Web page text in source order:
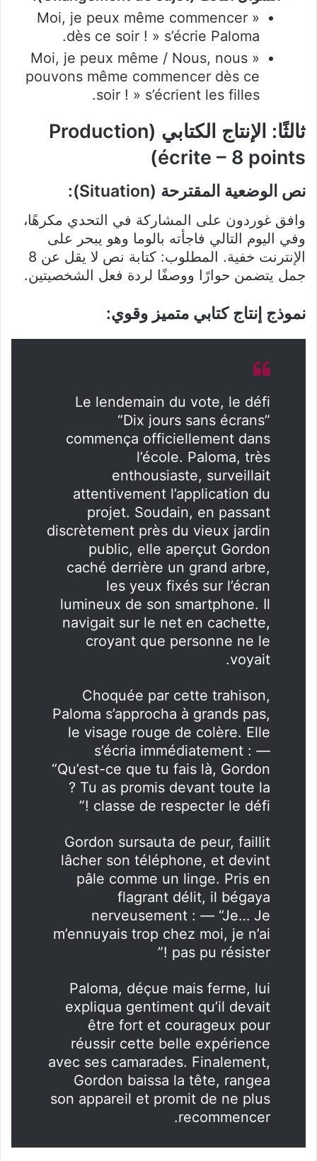
« Moi, je peux même commencer
dès ce soir ! » s’écrie Paloma.
« Moi, je peux même / Nous, nous
pouvons même commencer dès ce
soir ! » s’écrient les filles.
ثالثًا: الإنتاج الكتابي (Production
écrite – 8 points)
نص الوضعية المقترحة (Situation):
وافق غوردون على المشاركة في التحدي مكرهًا،
وفي اليوم التالي فاجأته بالوما وهو يبحر على
الإنترنت خفية. المطلوب: كتابة نص لا يقل عن 8
جمل يتضمن حوارًا ووصفًا لردة فعل الشخصيتين.
نموذج إنتاج كتابي متميز وقوي:
Le lendemain du vote, le défi
“Dix jours sans écrans”
commença officiellement dans
l’école. Paloma, très
enthousiaste, surveillait
attentivement l’application du
projet. Soudain, en passant
discrètement près du vieux jardin
public, elle aperçut Gordon
caché derrière un grand arbre,
les yeux fixés sur l’écran
lumineux de son smartphone. Il
navigait sur le net en cachette,
croyant que personne ne le
voyait
.
Choquée par cette trahison,
Paloma s’approcha à grands pas,
le visage rouge de colère. Elle
s’écria immédiatement : —
“Qu’est-ce que tu fais là, Gordon
? Tu as promis devant toute la
classe de respecter le défi !”
Gordon sursauta de peur, faillit
lâcher son téléphone, et devint
pâle comme un linge. Pris en
flagrant délit, il bégaya
nerveusement : — “Je… Je
m’ennuyais trop chez moi, je n’ai
pas pu résister !”
Paloma, déçue mais ferme, lui
expliqua gentiment qu’il devait
être fort et courageux pour
réussir cette belle expérience
avec ses camarades. Finalement,
Gordon baissa la tête, rangea
son appareil et promit de ne plus
recommencer.